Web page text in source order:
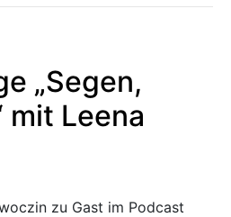
„Segen,
mit Leena
zu Gast im Podcast